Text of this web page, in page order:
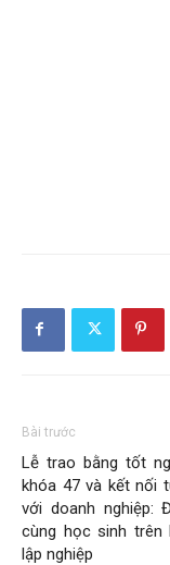
Bài trước
Lễ trao bằng tốt
khóa 47 và kết nối
với doanh nghiệp:
cùng học sinh trên
lập nghiệp